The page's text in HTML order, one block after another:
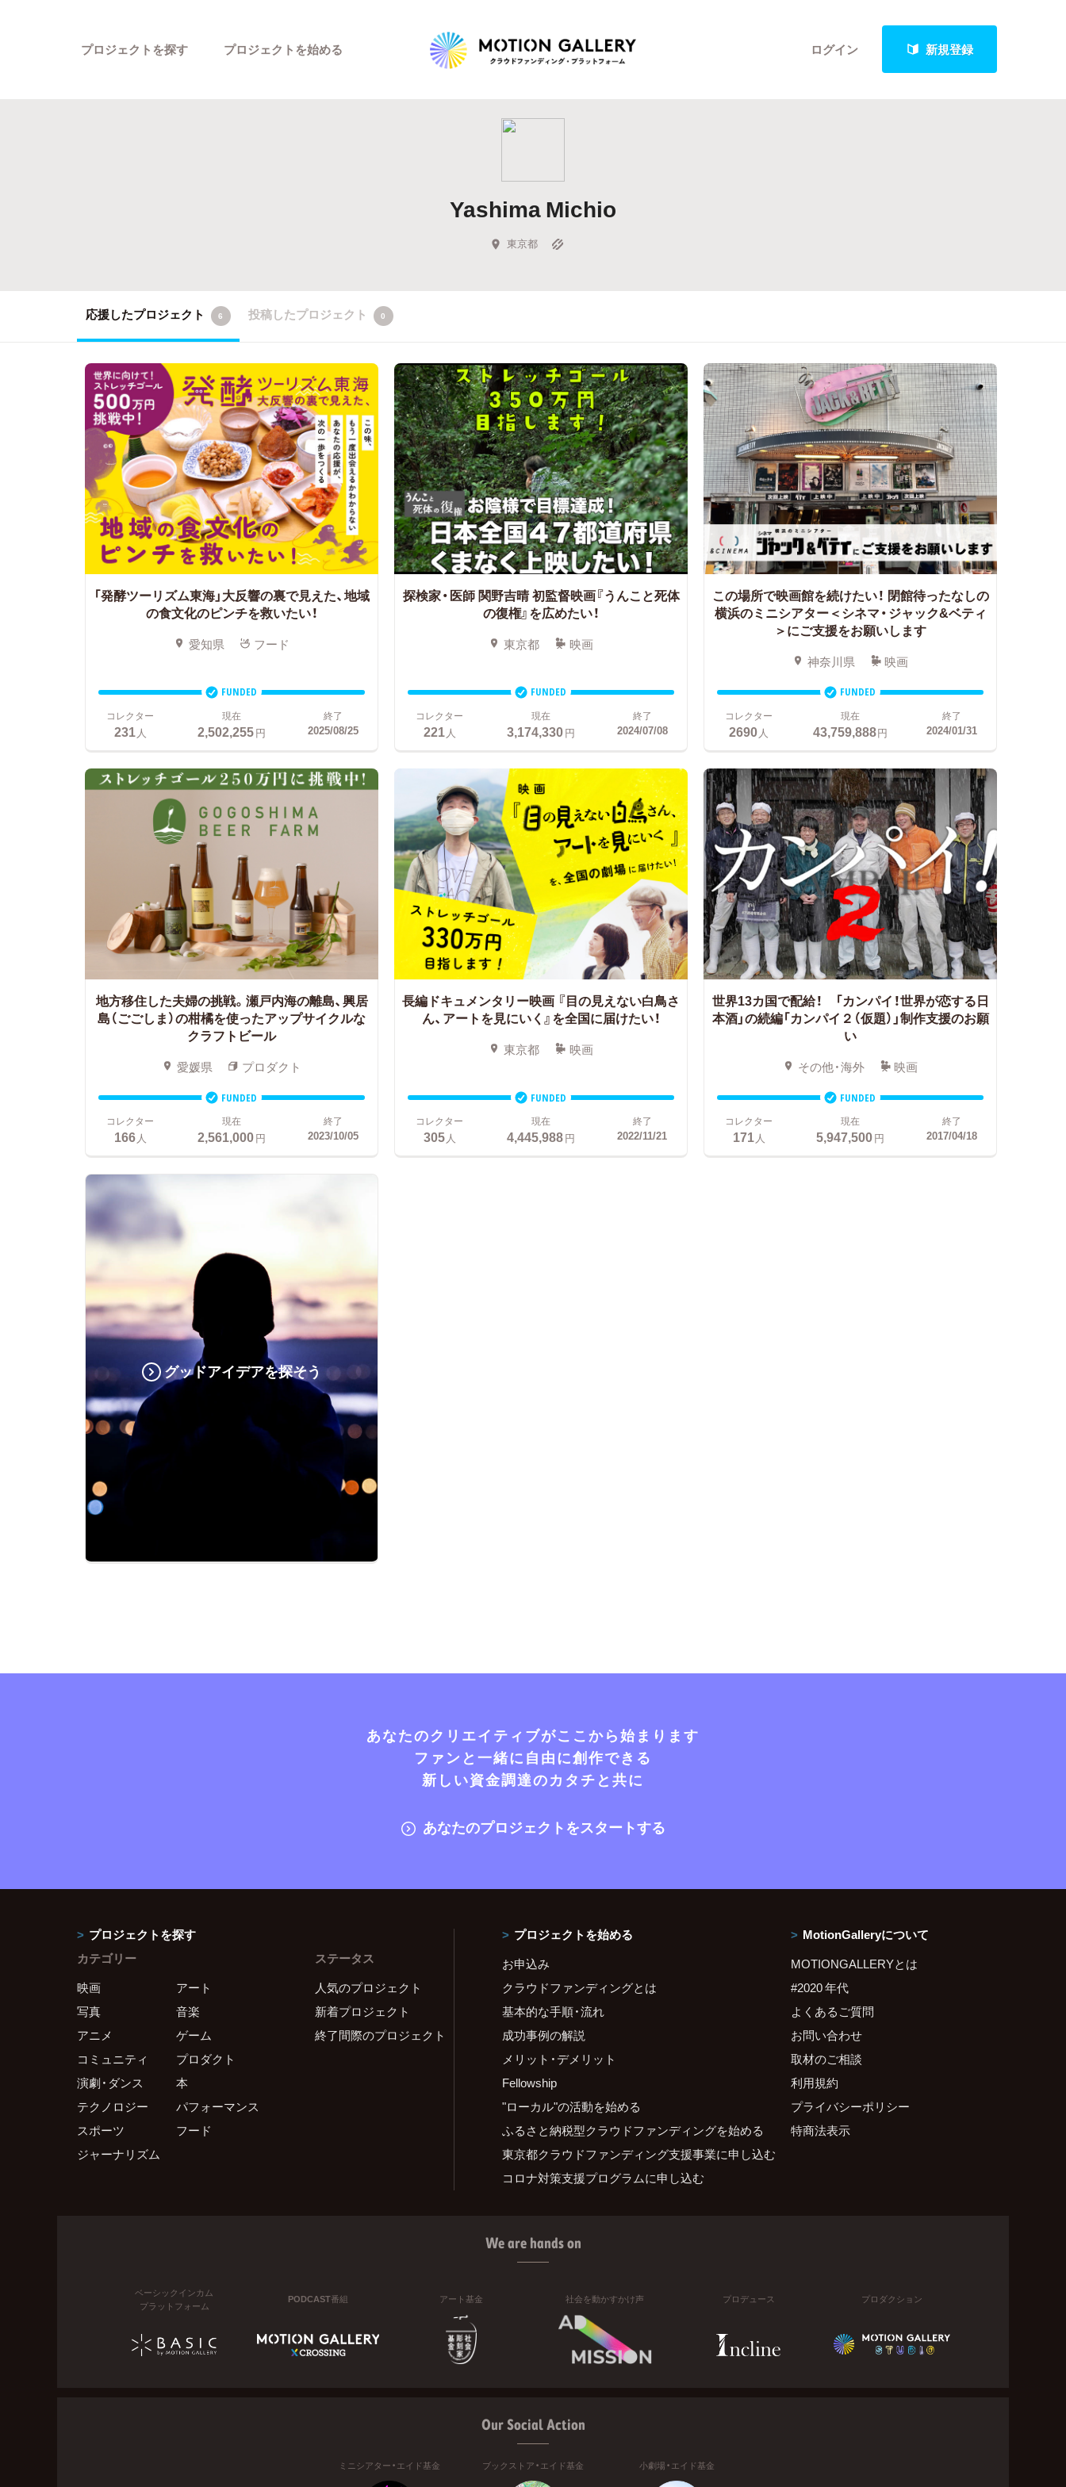
ログイン 新規登録
プロジェクトを探す
Highlight
Feature
キュレーターから探す
プロジェクトを始める
Yashima Michio
東京都
応援したプロジェクト 6 投稿したプロジェクト 0
「発酵ツーリズム東海」大反響の裏で見えた、地域
の食文化のピンチを救いたい！
愛知県 フード
FUNDED
コレクター
231人
現在
2,502,255円
終了
2025/08/25
探検家・医師 関野吉晴 初監督映画『うんこと死体
の復権』を広めたい！
東京都 映画
FUNDED
コレクター
221人
現在
3,174,330円
終了
2024/07/08
この場所で映画館を続けたい！ 閉館待ったなしの
横浜のミニシアター＜シネマ・ジャック&ベティ
＞にご支援をお願いします
神奈川県 映画
FUNDED
コレクター
2690人
現在
43,759,888円
終了
2024/01/31
地方移住した夫婦の挑戦。瀬戸内海の離島、興居
島（ごごしま）の柑橘を使ったアップサイクルな
クラフトビール
愛媛県 プロダクト
FUNDED
コレクター
166人
現在
2,561,000円
終了
2023/10/05
長編ドキュメンタリー映画 『目の見えない白鳥さ
ん、アートを見にいく』を全国に届けたい！
東京都 映画
FUNDED
コレクター
305人
現在
4,445,988円
終了
2022/11/21
世界13カ国で配給！ 「カンパイ！世界が恋する日
本酒」の続編「カンパイ２（仮題）」制作支援のお願
い
その他・海外 映画
FUNDED
コレクター
171人
現在
5,947,500円
終了
2017/04/18
グッドアイデアを探そう
あなたのクリエイティブがここから始まります
ファンと一緒に自由に創作できる
新しい資金調達のカタチと共に
あなたのプロジェクトをスタートする
プロジェクトを探す
カテゴリー
映画
アート
写真
音楽
アニメ
ゲーム
コミュニティ
プロダクト
演劇・ダンス
本
テクノロジー
パフォーマンス
スポーツ
フード
ジャーナリズム
ステータス
人気のプロジェクト
新着プロジェクト
終了間際のプロジェクト
プロジェクトを始める
お申込み
クラウドファンディングとは
基本的な手順・流れ
成功事例の解説
メリット・デメリット
Fellowship
"ローカル"の活動を始める
ふるさと納税型クラウドファンディングを始める
東京都クラウドファンディング支援事業に申し込む
コロナ対策支援プログラムに申し込む
MotionGalleryについて
MOTIONGALLERYとは
#2020 年代
よくあるご質問
お問い合わせ
取材のご相談
利用規約
プライバシーポリシー
特商法表示
We are hands on
ベーシックインカム
プラットフォーム
PODCAST番組 アート基金 社会を動かすかけ声 プロデュース プロダクション
Our Social Action
ミニシアター・エイド基金 ブックストア・エイド基金 小劇場・エイド基金